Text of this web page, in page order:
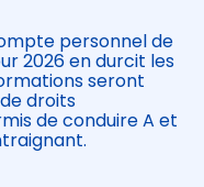
personnel de
2026 en durcit les
seront
droits
de conduire A et